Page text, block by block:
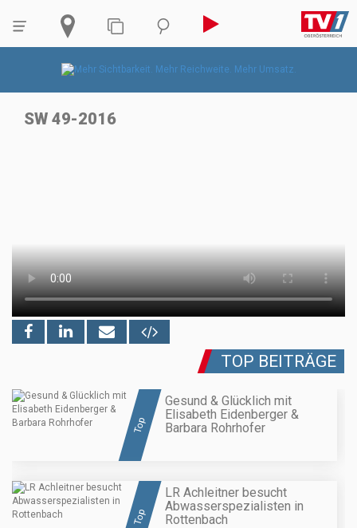
SW 49-2016
TOP BEITRÄGE
Top
Gesund & Glücklich mit
Elisabeth Eidenberger &
Barbara Rohrhofer
Top
LR Achleitner besucht
Abwasserspezialisten in
Rottenbach